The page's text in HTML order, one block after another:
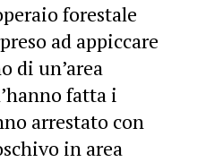
forestale
ad appiccare
di un’area
fatta i
arrestato con
in area